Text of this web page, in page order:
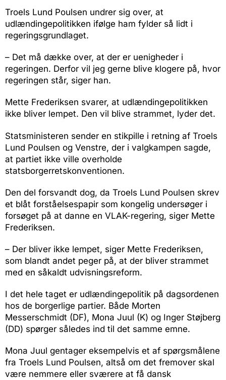
Troels Lund Poulsen undrer sig over, at
udlændingepolitikken ifølge ham fylder så lidt i
regeringsgrundlaget.
– Det må dække over, at der er uenigheder i
regeringen. Derfor vil jeg gerne blive klogere på, hvor
regeringen står, siger han.
Mette Frederiksen svarer, at udlændingepolitikken
ikke bliver lempet. Den vil blive strammet, lyder det.
Statsministeren sender en stikpille i retning af Troels
Lund Poulsen og Venstre, der i valgkampen sagde,
at partiet ikke ville overholde
statsborgerretskonventionen.
Den del forsvandt dog, da Troels Lund Poulsen skrev
et blåt forståelsespapir som kongelig undersøger i
forsøget på at danne en VLAK-regering, siger Mette
Frederiksen.
– Der bliver ikke lempet, siger Mette Frederiksen,
som blandt andet peger på, at der bliver strammet
med en såkaldt udvisningsreform.
I det hele taget er udlændingepolitik på dagsordenen
hos de borgerlige partier. Både Morten
Messerschmidt (DF), Mona Juul (K) og Inger Støjberg
(DD) spørger således ind til det samme emne.
Mona Juul gentager eksempelvis et af spørgsmålene
fra Troels Lund Poulsen, altså om det fremover skal
være nemmere eller sværere at få dansk